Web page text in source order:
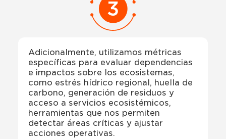
Adicionalmente, utilizamos métricas
específicas para evaluar dependencias
e impactos sobre los ecosistemas,
como estrés hídrico regional, huella de
carbono, generación de residuos y
acceso a servicios ecosistémicos,
herramientas que nos permiten
detectar áreas críticas y ajustar
acciones operativas.